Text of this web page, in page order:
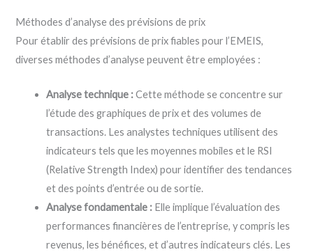
Méthodes d’analyse des prévisions de prix
Pour établir des prévisions de prix fiables pour l’EMEIS,
diverses méthodes d’analyse peuvent être employées :
Analyse technique :Cette méthode se concentre sur
l’étude des graphiques de prix et des volumes de
transactions. Les analystes techniques utilisent des
indicateurs tels que les moyennes mobiles et le RSI
(Relative Strength Index) pour identifier des tendances
et des points d’entrée ou de sortie.
Analyse fondamentale : Elle implique l’évaluation des
performances financières de l’entreprise, y compris les
revenus, les bénéfices, et d’autres indicateurs clés. Les